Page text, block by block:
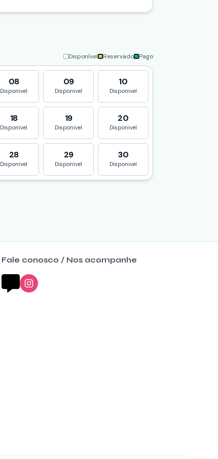
Disponível Reservado Pago
08
Disponivel
09
Disponivel
10
Disponivel
18
Disponivel
19
Disponivel
20
Disponivel
28
Disponivel
29
Disponivel
30
Disponivel
Fale conosco / Nos acompanhe